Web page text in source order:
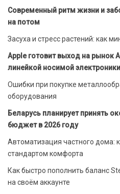
Современный ритм жизни и
на потом
Засуха и стресс растений: как
Apple готовит выход на рынок
линейкой носимой электроники
Ошибки при покупке
оборудования
Беларусь планирует принять
бюджет в 2026 году
Автоматизация частного дома:
стандартом комфорта
Как быстро пополнить баланс
на своём аккаунте